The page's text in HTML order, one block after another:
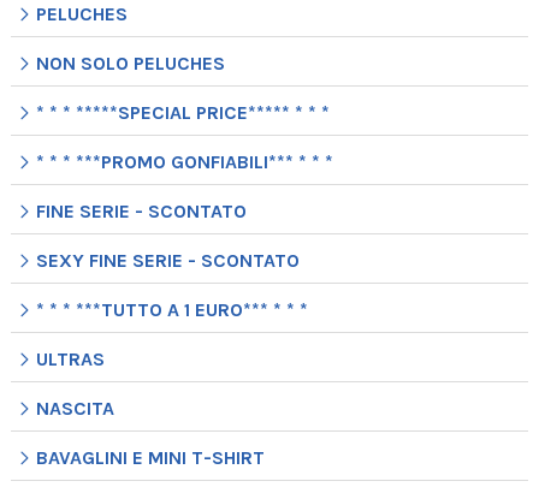
PELUCHES
NON SOLO PELUCHES
* * * *****SPECIAL PRICE***** * * *
* * * ***PROMO GONFIABILI*** * * *
FINE SERIE - SCONTATO
SEXY FINE SERIE - SCONTATO
* * * ***TUTTO A 1 EURO*** * * *
ULTRAS
NASCITA
BAVAGLINI E MINI T-SHIRT